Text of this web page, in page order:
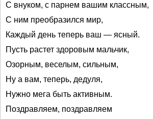
С внуком, с парнем вашим классным,
С ним преобразился мир,
Каждый день теперь ваш — ясный.
Пусть растет здоровым мальчик,
Озорным, веселым, сильным,
Ну а вам, теперь, дедуля,
Нужно мега быть активным.
Поздравляем, поздравляем